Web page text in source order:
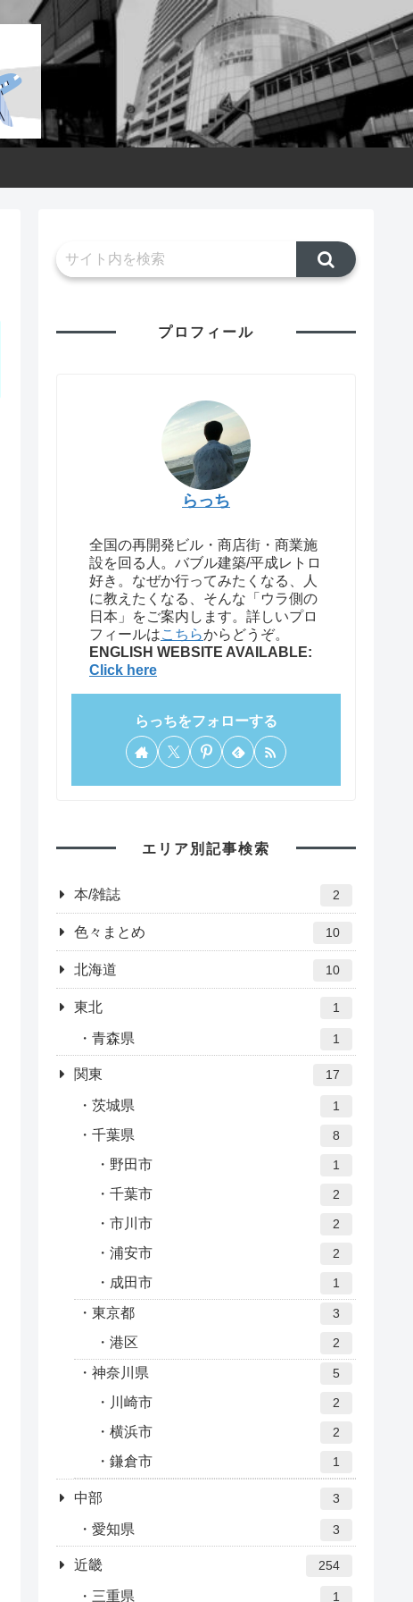
プロフィール
らっち
全国の再開発ビル・商店街・商業施
設を回る人。バブル建築/平成レトロ
好き。なぜか行ってみたくなる、人
に教えたくなる、そんな「ウラ側の
日本」をご案内します。詳しいプロ
フィールはこちらからどうぞ。
ENGLISH WEBSITE AVAILABLE:
Click here
らっちをフォローする
エリア別記事検索
本/雑誌 2
色々まとめ 10
北海道 10
東北 1
青森県 1
関東 17
茨城県 1
千葉県 8
野田市 1
千葉市 2
市川市 2
浦安市 2
成田市 1
東京都 3
港区 2
神奈川県 5
川崎市 2
横浜市 2
鎌倉市 1
中部 3
愛知県 3
近畿 254
三重県 1